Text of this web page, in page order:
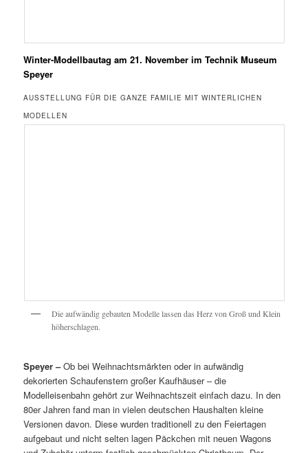
Winter-Modellbautag am 21. November im Technik Museum
Speyer
AUSSTELLUNG FÜR DIE GANZE FAMILIE MIT WINTERLICHEN
MODELLEN
Die aufwändig gebauten Modelle lassen das Herz von Groß und Klein
höherschlagen.
Speyer –Ob bei Weihnachtsmärkten oder in aufwändig
dekorierten Schaufenstern großer Kaufhäuser – die
Modelleisenbahn gehört zur Weihnachtszeit einfach dazu. In den
80er Jahren fand man in vielen deutschen Haushalten kleine
Versionen davon. Diese wurden traditionell zu den Feiertagen
aufgebaut und nicht selten lagen Päckchen mit neuen Wagons